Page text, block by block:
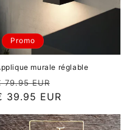
Promo
murale réglable
79.95 EUR
promotionnel
39.95 EUR